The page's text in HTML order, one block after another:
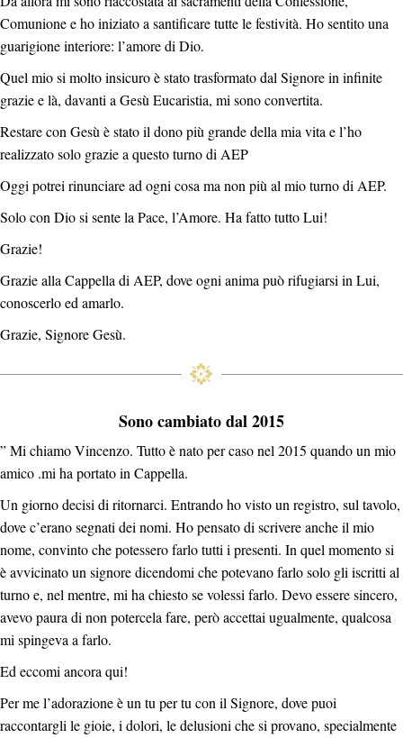
Comunione e ho iniziato a santificare tutte le festività. Ho sentito una
guarigione interiore: l’amore di Dio.
Quel mio si molto insicuro è stato trasformato dal Signore in infinite
grazie e là, davanti a Gesù Eucaristia, mi sono convertita.
Restare con Gesù è stato il dono più grande della mia vita e l’ho
realizzato solo grazie a questo turno di AEP
Oggi potrei rinunciare ad ogni cosa ma non più al mio turno di AEP.
Solo con Dio si sente la Pace, l’Amore. Ha fatto tutto Lui!
Grazie!
Grazie alla Cappella di AEP, dove ogni anima può rifugiarsi in Lui,
conoscerlo ed amarlo.
Grazie, Signore Gesù.
Sono cambiato dal 2015
” Mi chiamo Vincenzo. Tutto è nato per caso nel 2015 quando un mio
amico .mi ha portato in Cappella.
Un giorno decisi di ritornarci. Entrando ho visto un registro, sul tavolo,
dove c’erano segnati dei nomi. Ho pensato di scrivere anche il mio
nome, convinto che potessero farlo tutti i presenti. In quel momento si
è avvicinato un signore dicendomi che potevano farlo solo gli iscritti al
turno e, nel mentre, mi ha chiesto se volessi farlo. Devo essere sincero,
avevo paura di non potercela fare, però accettai ugualmente, qualcosa
mi spingeva a farlo.
Ed eccomi ancora qui!
Per me l’adorazione è un tu per tu con il Signore, dove puoi
raccontargli le gioie, i dolori, le delusioni che si provano, specialmente